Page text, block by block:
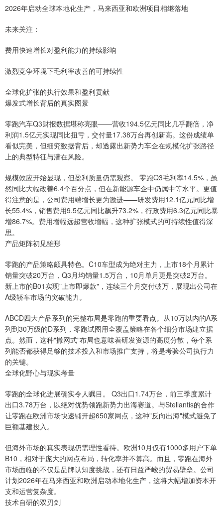
2026年启动全球本地化生产，马来西亚和欧洲项目相继落地
未来关注：
费用快速增长对盈利能力的持续影响
激烈竞争环境下毛利率改善的可持续性
全球化扩张的执行效果和盈利贡献
爆发式增长背后的真实图景
零跑汽车Q3财报数据堪称亮眼——营收194.5亿元同比几乎翻倍，净
利润1.5亿元实现同比扭亏，交付量17.38万台再创新高。这份成绩单
看似完美，但细究数据背后，却透露出新势力车企在规模化扩张路径
上的典型特征与潜在风险。
规模效应开始显现，但盈利质量仍需观察。 零跑Q3毛利率14.5%，虽
然同比大幅改善6.4个百分点，但在新能源车企中仍属中等水平。更值
得注意的是，公司费用端增长更为激进——研发费用12.1亿元同比增
长55.4%，销售费用9.5亿元同比飙升73.2%，行政费用6.3亿元同比暴
增86.7%。费用增幅远超营收增幅，这种扩张模式的可持续性值得深
思。
产品矩阵初见雏形
零跑的产品策略颇具特色。C10车型成为绝对主力，上市18个月累计
销量突破20万台，Q3月均销量1.5万台，10月单月更是突破2万台。
新上市的B01实现"上市即爆款"，连续三个月交付破万，展现出公司在
A级轿车市场的突破能力。
ABCD四大产品系列的完整布局是零跑的重要看点。从10万以内的A系
列到30万级的D系列，零跑试图用全覆盖策略在各个细分市场建立据
点。然而，这种"撒网式"布局也意味着研发资源的高度分散，每个系
列能否都获得足够的技术投入和市场推广支持，将是考验公司执行力
的关键。
全球化野心与现实考量
零跑的全球化进展确实令人瞩目。 Q3出口1.74万台，前三季度累计
出口3.78万台，以绝对优势领跑新势力出海赛道。与Stellantis的合作
让零跑在欧洲市场快速铺开超650家网点，这种"反向出海"模式避免了
巨额基建投入。
但海外市场的真实表现仍需理性看待。欧洲10月仅有1000多用户下单
B10，相对于庞大的网点布局，转化率并不算高。而且，零跑在海外
市场面临的不仅是品牌认知度挑战，还有日益严峻的贸易壁垒。公司
计划2026年在马来西亚和欧洲启动本地化生产，这将大幅增加资本开
支和运营复杂度。
技术自研的双刃剑